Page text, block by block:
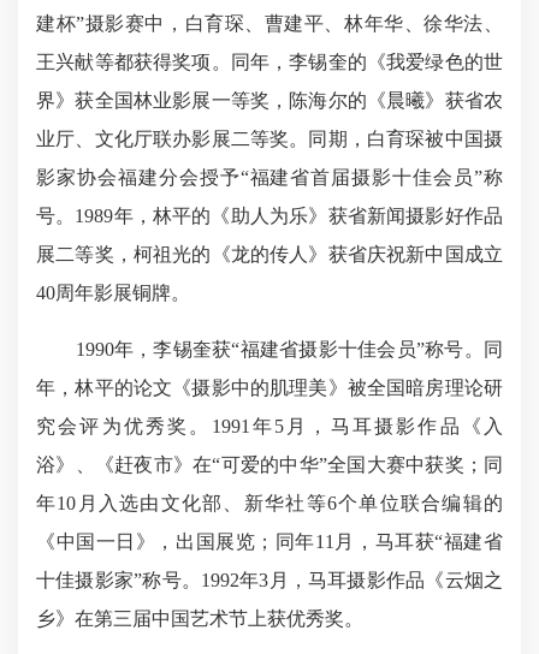
建杯”摄影赛中，白育琛、曹建平、林年华、徐华法、
王兴献等都获得奖项。同年，李锡奎的《我爱绿色的世
界》获全国林业影展一等奖，陈海尔的《晨曦》获省农
业厅、文化厅联办影展二等奖。同期，白育琛被中国摄
影家协会福建分会授予“福建省首届摄影十佳会员”称
号。1989年，林平的《助人为乐》获省新闻摄影好作品
展二等奖，柯祖光的《龙的传人》获省庆祝新中国成立
40周年影展铜牌。
1990年，李锡奎获“福建省摄影十佳会员”称号。同
年，林平的论文《摄影中的肌理美》被全国暗房理论研
究会评为优秀奖。1991年5月，马耳摄影作品《入
浴》、《赶夜市》在“可爱的中华”全国大赛中获奖；同
年10月入选由文化部、新华社等6个单位联合编辑的
《中国一日》，出国展览；同年11月，马耳获“福建省
十佳摄影家”称号。1992年3月，马耳摄影作品《云烟之
乡》在第三届中国艺术节上获优秀奖。